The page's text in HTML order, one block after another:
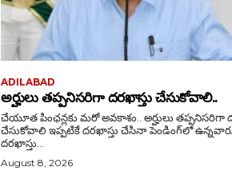
ADILABAD
అర్హులు తప్పనిసరిగా దరఖాస్తు చేసుకోవాలి..
చేయూత పింఛన్లకు మరో అవకాశం.. అర్హులు తప్పనిసరిగా
చేసుకోవాలి ఇప్పటికే దరఖాస్తు చేసినా పెండింగ్‌లో ఉన్నవారు మళ్లీ
దరఖాస్తు...
August 8, 2026